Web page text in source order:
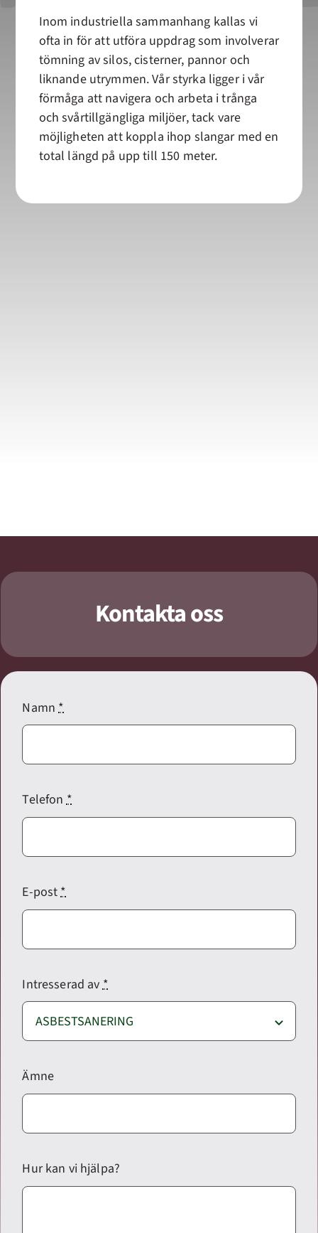
Inom industriella sammanhang kallas vi
ofta in för att utföra uppdrag som involverar
tömning av silos, cisterner, pannor och
liknande utrymmen. Vår styrka ligger i vår
förmåga att navigera och arbeta i trånga
och svårtillgängliga miljöer, tack vare
möjligheten att koppla ihop slangar med en
total längd på upp till 150 meter.
Kontakta oss
Namn*
Telefon*
E-post*
Intresserad av*
Ämne
Hur kan vi hjälpa?